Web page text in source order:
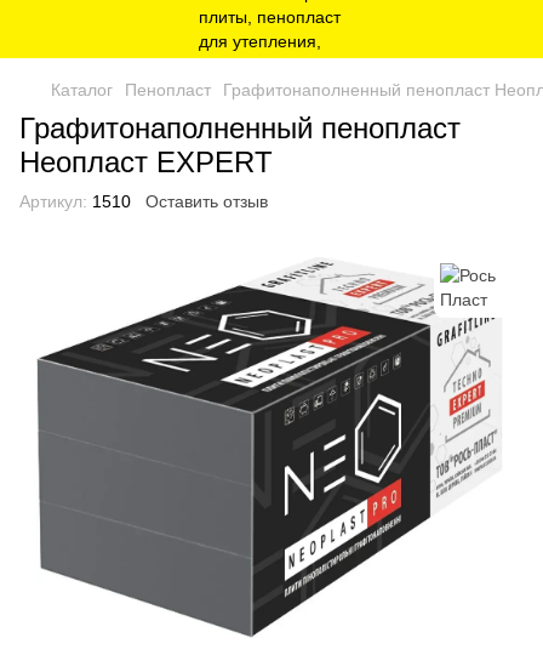
Каталог Пенопласт Графитонаполненный пенопласт
Графитонаполненный пенопласт
Неопласт EXPERT
Артикул: 1510 Оставить отзыв